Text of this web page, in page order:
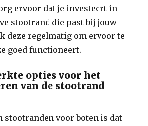
ervoor dat je investeert in
stootrand die past bij jouw
deze regelmatig om ervoor te
goed functioneert.
opties voor het
van de stootrand
stootranden voor boten is dat